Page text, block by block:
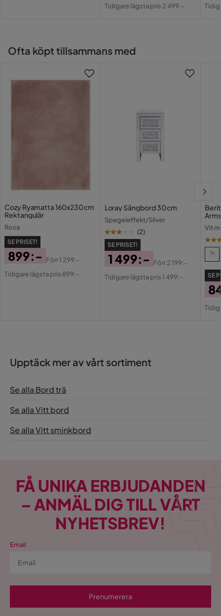
Tidigare lägsta pris 2 499:-
Ofta köpt tillsammans med
Cozy Ryamatta 160x230 cm
Rektangulär
Rosa
SE PRISET!
Pris
899:-
Original
Förr1 299:-
Tidigare lägsta pris 899:-
Loray Sängbord 30 cm
Spegeleffekt/Silver
(2)
SE PRISET!
Pris
1 499:-
Original
Förr2 199:-
Tidigare lägsta pris 1 499:-
Vit
SE
Upptäck mer av vårt sortiment
Se alla Bord trä
Se alla Vitt bord
Se alla Vitt sminkbord
FÅ UNIKA ERBJUDANDEN
– ANMÄL DIG TILL VÅRT
NYHETSBREV!
Email
Prenumerera